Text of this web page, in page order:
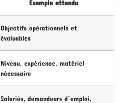
Exemple attendu
Objectifs opérationnels et
évaluables
Niveau, expérience, matériel
nécessaire
Salariés, demandeurs d’emploi,